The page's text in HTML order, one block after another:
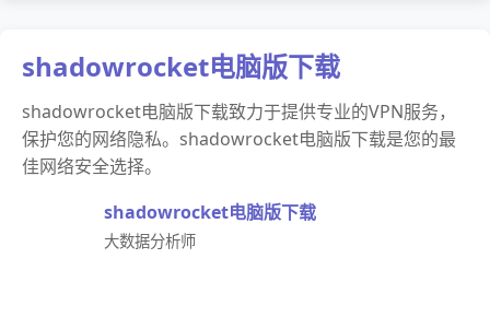
shadowrocket电脑版下载
shadowrocket电脑版下载致力于提供专业的VPN服务，
保护您的网络隐私。shadowrocket电脑版下载是您的最
佳网络安全选择。
shadowrocket电脑版下载
大数据分析师